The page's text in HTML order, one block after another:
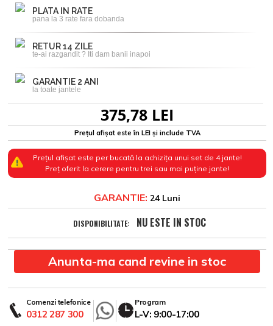
PLATA IN RATE
pana la 3 rate fara dobanda
RETUR 14 ZILE
te-ai razgandit ? Iti dam banii inapoi
GARANTIE 2 ANI
la toate jantele
375,78 LEI
Prețul afișat este în LEI și include TVA
Prețul afișat este per bucată la achizița unui set de 4 jante!
Preț oferit la cerere pentru trei sau mai puține jante!
GARANTIE: 24 Luni
DISPONIBILITATE: NU ESTE IN STOC
Anunta-ma cand revine in stoc
Comenzi telefonice
0312 287 300
Program
L-V: 9:00-17:00